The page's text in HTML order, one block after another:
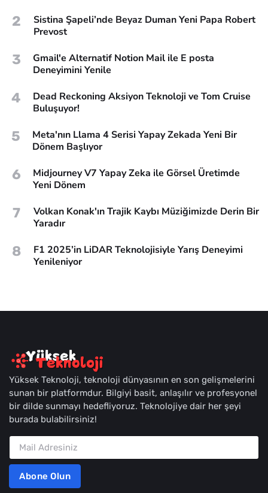
2
Sistina Şapeli’nde Beyaz Duman Yeni Papa Robert
Prevost
3
Gmail'e Alternatif Notion Mail ile E posta
Deneyimini Yenile
4
Dead Reckoning Aksiyon Teknoloji ve Tom Cruise
Buluşuyor!
5
Meta'nın Llama 4 Serisi Yapay Zekada Yeni Bir
Dönem Başlıyor
6
Midjourney V7 Yapay Zeka ile Görsel Üretimde
Yeni Dönem
7
Volkan Konak'ın Trajik Kaybı Müziğimizde Derin Bir
Yaradır
8
F1 2025’in LiDAR Teknolojisiyle Yarış Deneyimi
Yenileniyor
Yüksek Teknoloji, teknoloji dünyasının en son gelişmelerini
sunan bir platformdur. Bilgiyi basit, anlaşılır ve profesyonel
bir dilde sunmayı hedefliyoruz. Teknolojiye dair her şeyi
burada bulabilirsiniz!
Abone Olun